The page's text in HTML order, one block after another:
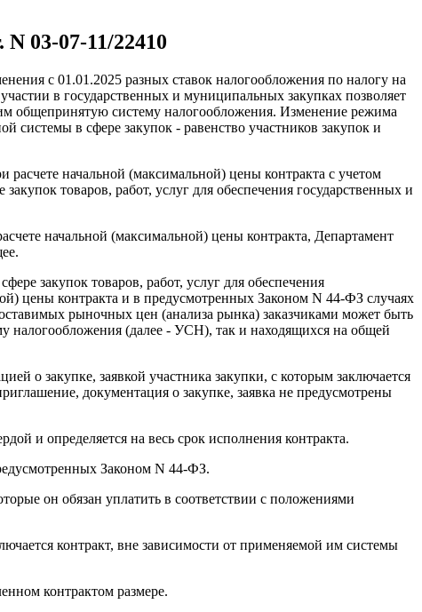
03-07-11/22410
с 01.01.2025 разных ставок налогообложения по налогу на
в государственных и муниципальных закупках позволяет
общепринятую систему налогообложения. Изменение режима
в сфере закупок - равенство участников закупок и
начальной (максимальной) цены контракта с учетом
товаров, работ, услуг для обеспечения государственных и
начальной (максимальной) цены контракта, Департамент
закупок товаров, работ, услуг для обеспечения
цены контракта и в предусмотренных Законом N 44-ФЗ случаях
рыночных цен (анализа рынка) заказчиками может быть
налогообложения (далее - УСН), так и находящихся на общей
о закупке, заявкой участника закупки, с которым заключается
документация о закупке, заявка не предусмотрены
и определяется на весь срок исполнения контракта.
Законом N 44-ФЗ.
он обязан уплатить в соответствии с положениями
контракт, вне зависимости от применяемой им системы
контрактом размере.